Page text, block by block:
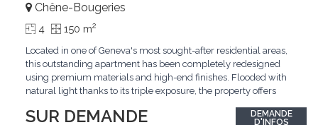
SUR DEMANDE
Chêne-Bougeries
4 150 m2
Located in one of Geneva's most sought-after residential areas,
this outstanding apartment has been completely redesigned
using premium materials and high-end finishes. Flooded with
natural light thanks to its triple exposure, the property offers
master suite, elegant reception areas, and a spacious terrace
DEMANDE
D'INFOS